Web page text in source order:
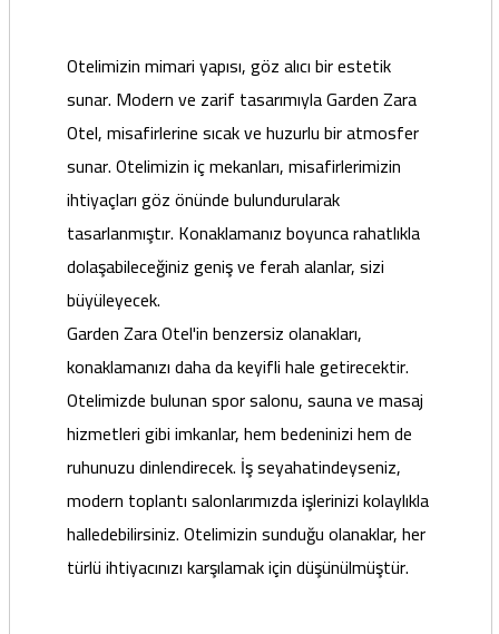
Otelimizin mimari yapısı, göz alıcı bir estetik
sunar. Modern ve zarif tasarımıyla Garden Zara
Otel, misafirlerine sıcak ve huzurlu bir atmosfer
sunar. Otelimizin iç mekanları, misafirlerimizin
ihtiyaçları göz önünde bulundurularak
tasarlanmıştır. Konaklamanız boyunca rahatlıkla
dolaşabileceğiniz geniş ve ferah alanlar, sizi
büyüleyecek.
Garden Zara Otel'in benzersiz olanakları,
konaklamanızı daha da keyifli hale getirecektir.
Otelimizde bulunan spor salonu, sauna ve masaj
hizmetleri gibi imkanlar, hem bedeninizi hem de
ruhunuzu dinlendirecek. İş seyahatindeyseniz,
modern toplantı salonlarımızda işlerinizi kolaylıkla
halledebilirsiniz. Otelimizin sunduğu olanaklar, her
türlü ihtiyacınızı karşılamak için düşünülmüştür.